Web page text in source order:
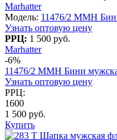
Marhatter
Модель: 11476/2 MMH
Узнать оптовую цену
РРЦ: 1 500 руб.
Marhatter
-6%
11476/2 MMH Бини
Узнать оптовую цену
РРЦ:
1600
1 500 руб.
Купить